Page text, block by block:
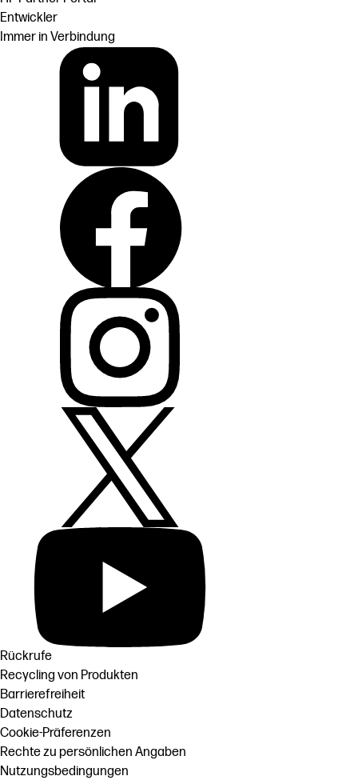
Entwickler
Immer in Verbindung
Rückrufe
Recycling von Produkten
Barrierefreiheit
Datenschutz
Cookie-Präferenzen
Rechte zu persönlichen Angaben
Nutzungsbedingungen